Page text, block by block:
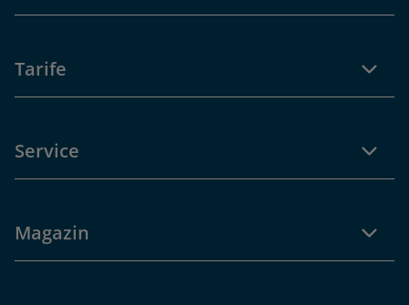
Tarife
Service
Magazin